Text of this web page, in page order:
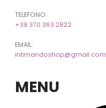
TELEFONO:
+39 370 363 2822
EMAIL:
intimandoshop@gmail.com
MENU